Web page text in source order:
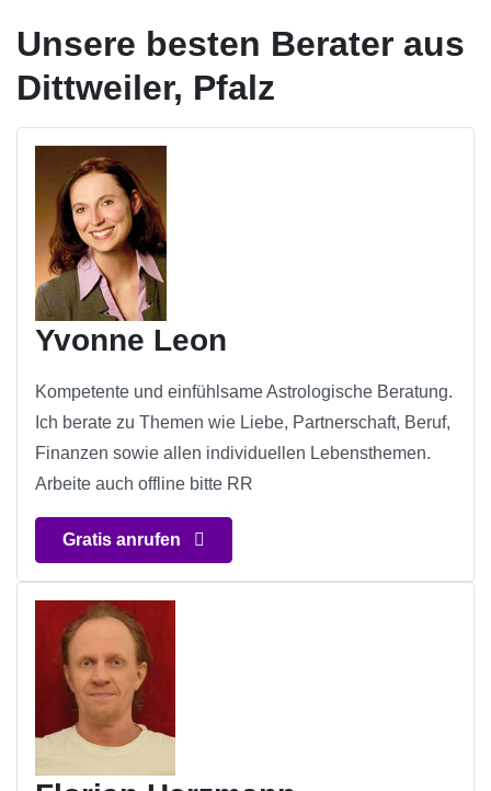
Unsere besten Berater aus
Dittweiler, Pfalz
Yvonne Leon
Kompetente und einfühlsame Astrologische Beratung.
Ich berate zu Themen wie Liebe, Partnerschaft, Beruf,
Finanzen sowie allen individuellen Lebensthemen.
Arbeite auch offline bitte RR
Gratis anrufen